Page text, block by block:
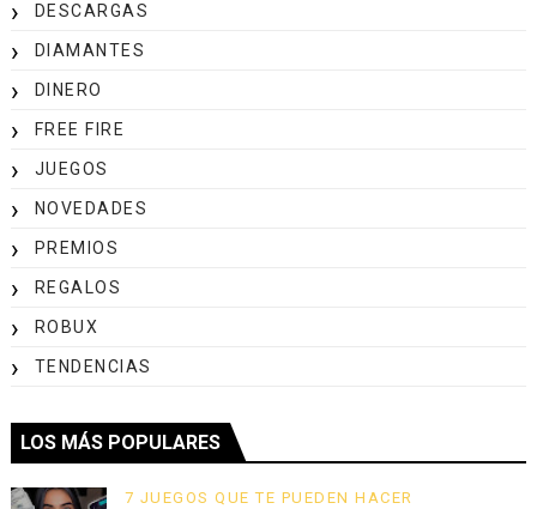
DESCARGAS
DIAMANTES
DINERO
FREE FIRE
JUEGOS
NOVEDADES
PREMIOS
REGALOS
ROBUX
TENDENCIAS
LOS MÁS POPULARES
7 JUEGOS QUE TE PUEDEN HACER